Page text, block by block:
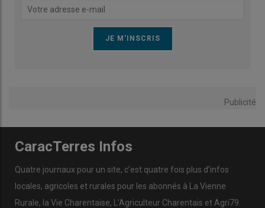
Publicité
CaracTerres Infos
Quatre journaux pour un site, c’est quatre fois plus d’infos
locales, agricoles et rurales pour les abonnés à La Vienne
Rurale, la Vie Charentaise, L’Agriculteur Charentais et Agri79.